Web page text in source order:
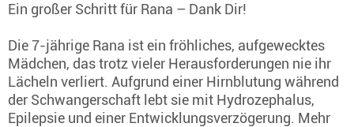
Ein großer Schritt für Rana – Dank Dir!
Die 7-jährige Rana ist ein fröhliches, aufgewecktes
Mädchen, das trotz vieler Herausforderungen nie ihr
Lächeln verliert. Aufgrund einer Hirnblutung während
der Schwangerschaft lebt sie mit Hydrozephalus,
Epilepsie und einer Entwicklungsverzögerung. Mehr